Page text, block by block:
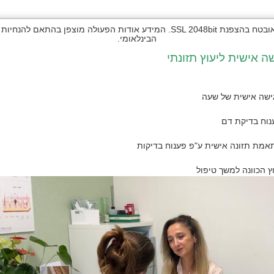
הבינלאומי.
אישית ליעוץ תזונתי
אישית של שעה
בדיקת דם
תזונה אישית ע"פ פענוח בדיקות
הכוונה למשך טיפול